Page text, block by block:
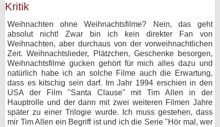
Kritik
Weihnachten ohne Weihnachtsfilme? Nein, das geht
absolut nicht! Zwar bin ich kein direkter Fan von
Weihnachten, aber durchaus von der vorweihnachtlichen
Zeit. Weihnachtslieder, Plätzchen, Geschenke besorgen,
Weihnachtsfilme gucken gehört für mich alles dazu und
natürlich habe ich an solche Filme auch die Erwartung,
dass es kitschig sein darf. Im Jahr 1994 erschien in den
USA der Film "Santa Clause" mit Tim Allen in der
Hauptrolle und der dann mit zwei weiteren Filmen Jahre
später zu einer Trilogie wurde. Ich muss gestehen, dass
mir Tim Allen ein Begriff ist und ich die Serie "Hör mal, wer